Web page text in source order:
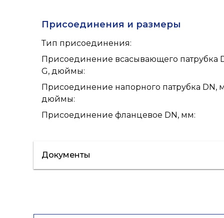
Присоединения и размеры
Тип присоединения:
Присоединение всасывающего патрубка
G, дюймы:
Присоединение напорного патрубка DN,
дюймы:
Присоединение фланцевое DN, мм:
Документы